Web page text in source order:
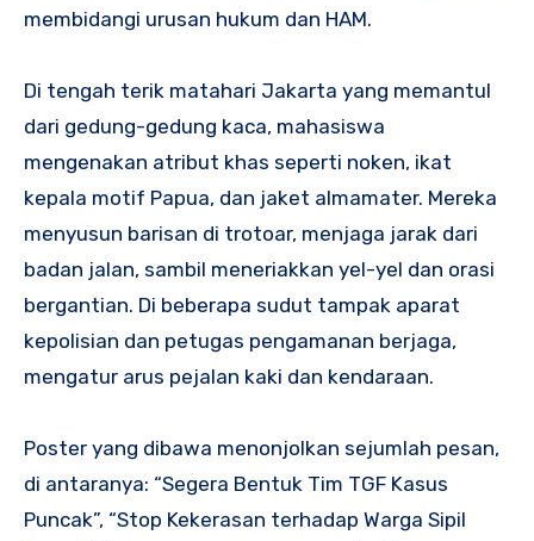
membidangi urusan hukum dan HAM.
Di tengah terik matahari Jakarta yang memantul
dari gedung-gedung kaca, mahasiswa
mengenakan atribut khas seperti noken, ikat
kepala motif Papua, dan jaket almamater. Mereka
menyusun barisan di trotoar, menjaga jarak dari
badan jalan, sambil meneriakkan yel-yel dan orasi
bergantian. Di beberapa sudut tampak aparat
kepolisian dan petugas pengamanan berjaga,
mengatur arus pejalan kaki dan kendaraan.
Poster yang dibawa menonjolkan sejumlah pesan,
di antaranya: “Segera Bentuk Tim TGF Kasus
Puncak”, “Stop Kekerasan terhadap Warga Sipil